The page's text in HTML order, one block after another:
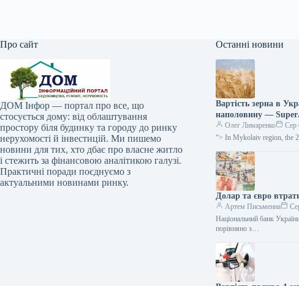
Про сайт
ДОМ Інфор — портал про все, що
стосується дому: від облаштування
простору біля будинку та городу до ринку
нерухомості й інвестицій. Ми пишемо
новини для тих, хто дбає про власне житло
і стежить за фінансовою аналітикою галузі.
Практичні поради поєднуємо з
актуальними новинами ринку.
Останні новини
Вартість зерна в
наполовину —
Олег Лимаренко
Сер
“> In Mykolaiv region, the
Долар та євро
Артем Письменна
Національний банк
порівняно з…